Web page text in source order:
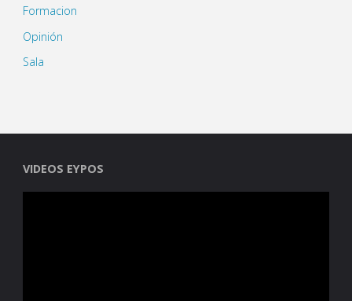
Formacion
Opinión
Sala
VIDEOS EYPOS